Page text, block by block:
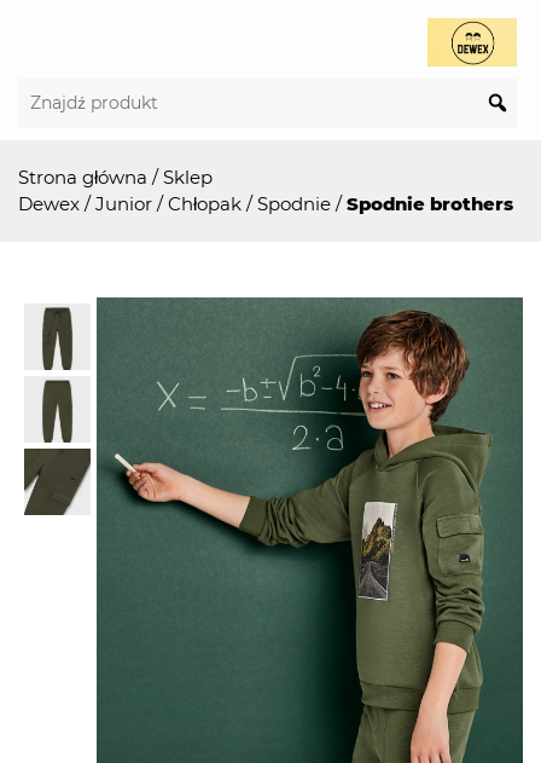
Strona główna /Sklep
Dewex /Junior /Chłopak /Spodnie /Spodnie brothers